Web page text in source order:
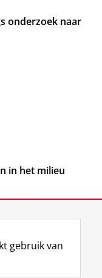
onderzoek naar
in het milieu
gebruik van